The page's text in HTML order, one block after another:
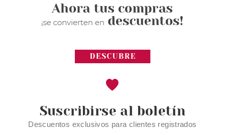
Suscribirse al boletín
Descuentos exclusivos para clientes registrados